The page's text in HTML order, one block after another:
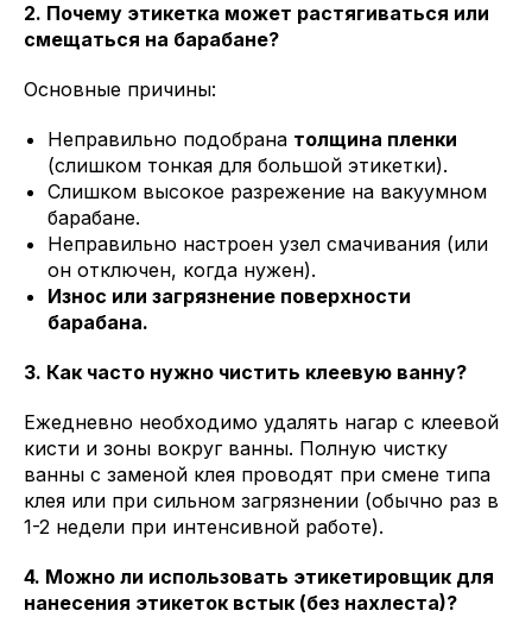
2. Почему этикетка может растягиваться или
смещаться на барабане?
Основные причины:
Неправильно подобрана толщина пленки
(слишком тонкая для большой этикетки).
Слишком высокое разрежение на вакуумном
барабане.
Неправильно настроен узел смачивания (или
он отключен, когда нужен).
Износ или загрязнение поверхности
барабана.
3. Как часто нужно чистить клеевую ванну?
Ежедневно необходимо удалять нагар с клеевой
кисти и зоны вокруг ванны. Полную чистку
ванны с заменой клея проводят при смене типа
клея или при сильном загрязнении (обычно раз в
1-2 недели при интенсивной работе).
4. Можно ли использовать этикетировщик для
нанесения этикеток встык (без нахлеста)?